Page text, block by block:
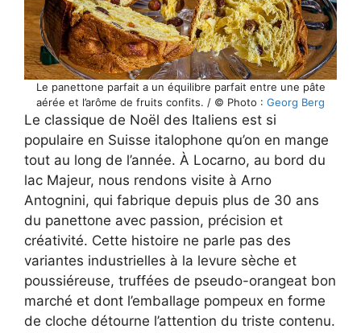
Le panettone parfait a un équilibre parfait entre une pâte
aérée et l’arôme de fruits confits. / © Photo : Georg Berg
Le classique de Noël des Italiens est si
populaire en Suisse italophone qu’on en mange
tout au long de l’année. À Locarno, au bord du
lac Majeur, nous rendons visite à Arno
Antognini, qui fabrique depuis plus de 30 ans
du panettone avec passion, précision et
créativité. Cette histoire ne parle pas des
variantes industrielles à la levure sèche et
poussiéreuse, truffées de pseudo-orangeat bon
marché et dont l’emballage pompeux en forme
de cloche détourne l’attention du triste contenu.